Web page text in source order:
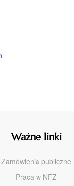
Ważne linki
Zamówienia publiczne
Praca w NFZ